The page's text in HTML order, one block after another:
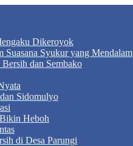
Dikeroyok
Syukur yang Mendalam
dan Sembako
Sidomulyo
Heboh
di Desa Parungi